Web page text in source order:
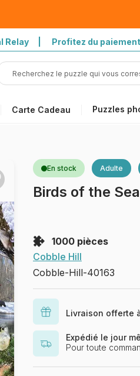
Relay | Profitez du
Carte Cadeau Puzzles
En stock Adulte
Birds of the
1000 pièces
Cobble Hill
Cobble-Hill-40163
Livraison offerte
Expédié le jour
Pour toute